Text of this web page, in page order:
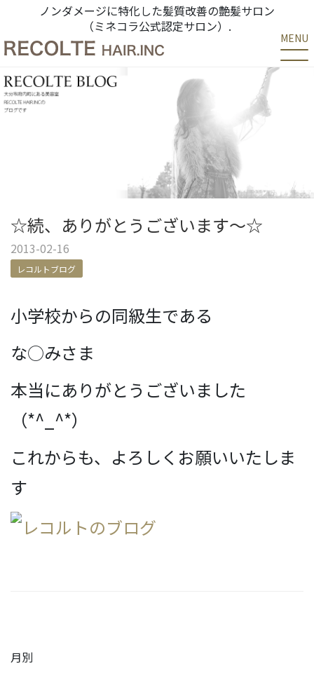
ノンダメージに特化した髪質改善の艶髪サロン
（ミネコラ公式認定サロン）.
MENU
☆続、ありがとうございます～☆
2013-02-16
レコルトブログ
小学校からの同級生である
な○みさま
本当にありがとうございました
（*^_^*）
これからも、よろしくお願いいたしま
す
月別